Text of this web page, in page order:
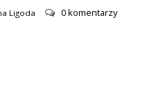
Ligoda
0 komentarzy